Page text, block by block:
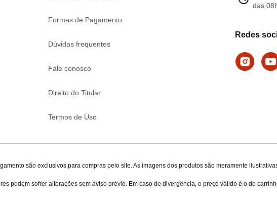
Formas de Pagamento
Dúvidas frequentes
Fale conosco
Direito do Titular
Termos de Uso
das
Redes
são exclusivos para compras pelo site. As imagens dos produtos são meramente
podem sofrer alterações sem aviso prévio. Em caso de divergência, o preço válido é o do